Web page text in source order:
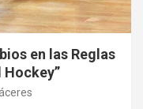
en las Reglas
Hockey”